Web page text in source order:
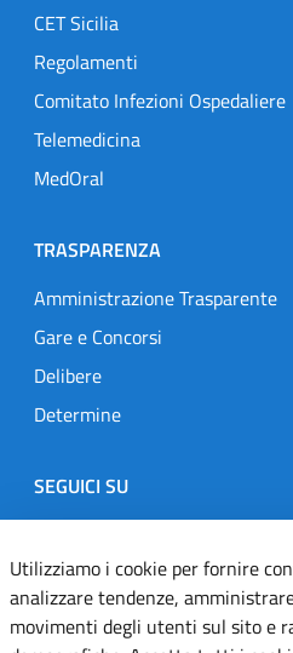
CET Sicilia
Regolamenti
Comitato Infezioni Ospedaliere
Telemedicina
MedOral
TRASPARENZA
Amministrazione Trasparente
Gare e Concorsi
Delibere
Determine
SEGUICI SU
Designers Italia
TwitterInstagramYoutube
Utilizziamo i cookie per fornire
analizzare tendenze,
movimenti degli utenti sul sito e